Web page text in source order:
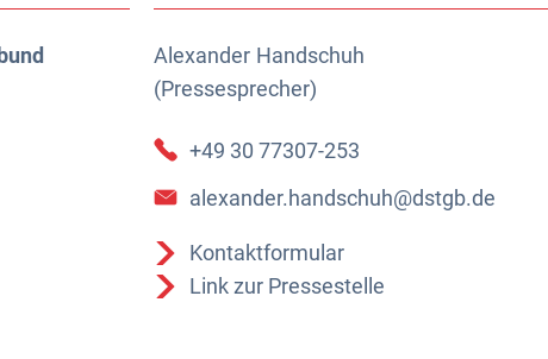
Alexander Handschuh
(Pressesprecher)
Alexander Handschuh (Pressesprecher)
+49 30 77307-253
alexander.handschuh@dstgb.de
Kontaktformular
Link zur Pressestelle